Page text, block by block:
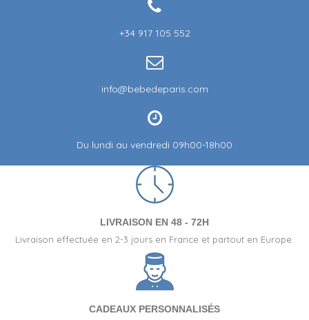
+34 917 105 552
info@bebedeparis.com
Du lundi au vendredi 09h00-18h00
LIVRAISON EN 48 - 72H
Livraison effectuée en 2-3 jours en France et partout en Europe.
CADEAUX PERSONNALISÉS